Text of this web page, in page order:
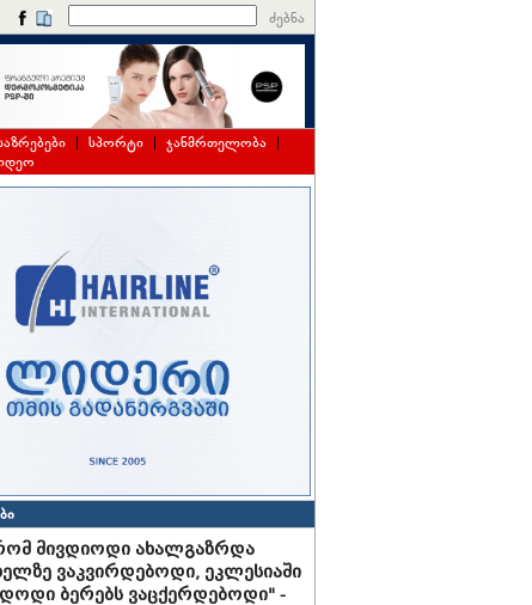
ძებნა
| სპორტი | ჯანმრთელობა |
მივდიოდი ახალგაზრდა
ვაკვირდებოდი, ეკლესიაში
ბერებს ვაცქერდებოდი" -